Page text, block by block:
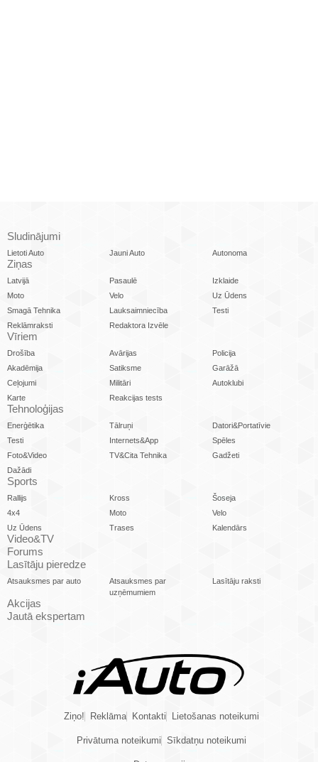
Sludinājumi
Lietoti Auto Jauni Auto Autonoma
Ziņas
Latvijā Pasaulē
Izklaide
Moto
Velo
Uz Ūdens
Smagā Tehnika
Lauksaimniecība
Testi
Reklāmraksti
Redaktora Izvēle
Vīriem
Drošība Avārijas
Policija
Akadēmija
Satiksme
Garāžā
Ceļojumi
Militāri
Autoklubi
Karte
Reakcijas tests
Tehnoloģijas
Enerģētika Tālruņi
Datori&Portatīvie
Testi
Internets&App
Spēles
Foto&Video
TV&Cita Tehnika
Gadžeti
Dažādi
Sports
Rallijs Kross
Šoseja
4x4
Moto
Velo
Uz Ūdens
Trases Kalendārs
Video&TV
Forums
Lasītāju pieredze
Atsauksmes par auto
Atsauksmes par
uzņēmumiem
Lasītāju raksti
Akcijas
Jautā ekspertam
Ziņo! Reklāma Kontakti Lietošanas noteikumi
Privātuma noteikumi Sīkdatņu noteikumi